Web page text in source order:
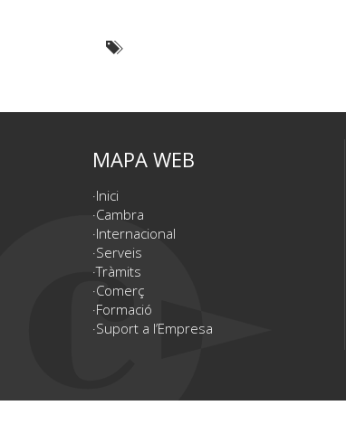
MAPA WEB
Inici
Cambra
Internacional
Serveis
Tràmits
Comerç
Formació
Suport a l’Empresa